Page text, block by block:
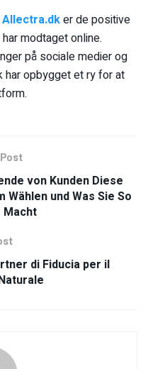
Allectra.dker de positive
modtaget online.
på sociale medier og
har opbygget et ry for at
von Kunden Diese
und Was Sie So
Macht
di Fiducia per il